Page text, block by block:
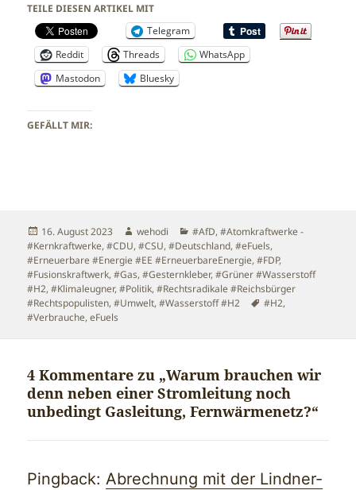
TEILE DIESEN ARTIKEL MIT
Telegram
Reddit
Threads
WhatsApp
Mastodon
Bluesky
GEFÄLLT MIR:
Veröffentlicht
am
16. August 2023 Autor
wehodi Kategorien
#AfD,#Atomkraftwerke -
#Kernkraftwerke,#CDU,#CSU,#Deutschland,#eFuels,
#Erneuerbare #Energie #EE #ErneuerbareEnergie,#FDP,
#Fusionskraftwerk,#Gas,#Gesternkleber,#Grüner #Wasserstoff
#H2,#Klimaleugner,#Politik,#Rechtsradikale #Reichsbürger
#Rechtspopulisten,#Umwelt,#Wasserstoff #H2 Schlagwörter
#H2,
#Verbrauche,eFuels
4 Kommentare zu „Warum brauchen wir
denn neben einer Stromleitung noch
unbedingt Gasleitung, Fernwärmenetz?“
Pingback:Abrechnung mit der Lindner-